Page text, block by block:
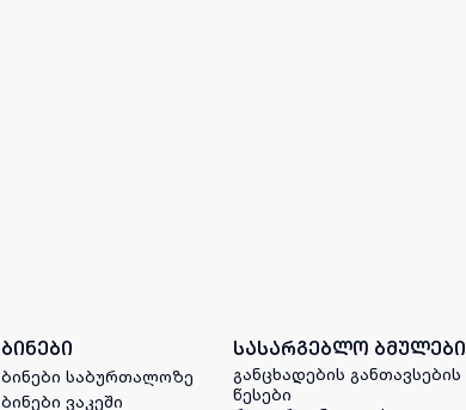
ბინები
ბინები საბურთალოზე
ბინები ვაკეში
სასარგებლო ბმულები
განცხადების განთავსების
წესები